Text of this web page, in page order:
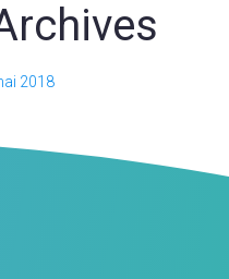
2018